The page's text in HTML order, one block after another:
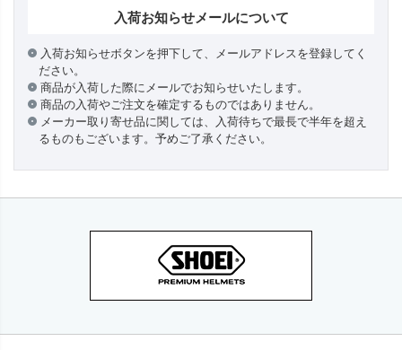
入荷お知らせメールについて
入荷お知らせボタンを押下して、メールアドレスを登録してく
ださい。
商品が入荷した際にメールでお知らせいたします。
商品の入荷やご注文を確定するものではありません。
メーカー取り寄せ品に関しては、入荷待ちで最長で半年を超え
るものもございます。予めご了承ください。